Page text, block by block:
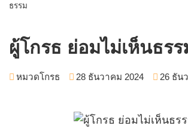
ธรรม
ผู้โกรธ ย่อมไม่เห็นธรร
หมวดโกรธ 28 ธันวาคม 2024 26 ธัน